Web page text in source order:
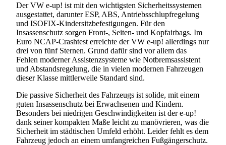
Der VW e-up! ist mit den wichtigsten Sicherheitssystemen
ausgestattet, darunter ESP, ABS, Antriebsschlupfregelung
und ISOFIX-Kindersitzbefestigungen. Für den
Insassenschutz sorgen Front-, Seiten- und Kopfairbags. Im
Euro NCAP-Crashtest erreichte der VW e-up! allerdings nur
drei von fünf Sternen. Grund dafür sind vor allem das
Fehlen moderner Assistenzsysteme wie Notbremsassistent
und Abstandsregelung, die in vielen modernen Fahrzeugen
dieser Klasse mittlerweile Standard sind.
Die passive Sicherheit des Fahrzeugs ist solide, mit einem
guten Insassenschutz bei Erwachsenen und Kindern.
Besonders bei niedrigen Geschwindigkeiten ist der e-up!
dank seiner kompakten Maße leicht zu manövrieren, was die
Sicherheit im städtischen Umfeld erhöht. Leider fehlt es dem
Fahrzeug jedoch an einem umfangreichen Fußgängerschutz.